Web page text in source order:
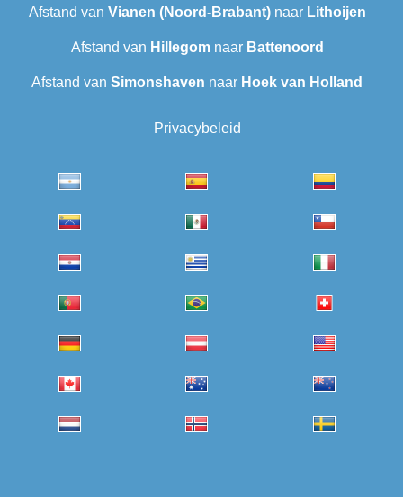
Afstand van Vianen (Noord-Brabant)naar Lithoijen
Afstand van Hillegomnaar Battenoord
Afstand van Simonshaven naar Hoek van Holland
Privacybeleid